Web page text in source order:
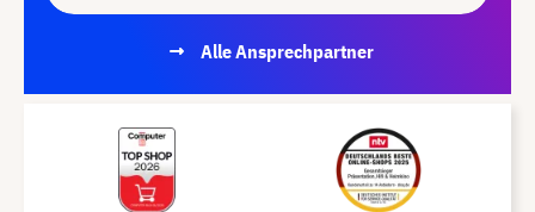
Alle Ansprechpartner